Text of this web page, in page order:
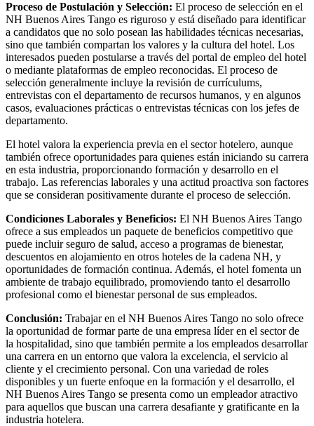
Proceso de Postulación y Selección: El proceso de selección en el
NH Buenos Aires Tango es riguroso y está diseñado para identificar
a candidatos que no solo posean las habilidades técnicas necesarias,
sino que también compartan los valores y la cultura del hotel. Los
interesados pueden postularse a través del portal de empleo del hotel
o mediante plataformas de empleo reconocidas. El proceso de
selección generalmente incluye la revisión de currículums,
entrevistas con el departamento de recursos humanos, y en algunos
casos, evaluaciones prácticas o entrevistas técnicas con los jefes de
departamento.
El hotel valora la experiencia previa en el sector hotelero, aunque
también ofrece oportunidades para quienes están iniciando su carrera
en esta industria, proporcionando formación y desarrollo en el
trabajo. Las referencias laborales y una actitud proactiva son factores
que se consideran positivamente durante el proceso de selección.
Condiciones Laborales y Beneficios: El NH Buenos Aires Tango
ofrece a sus empleados un paquete de beneficios competitivo que
puede incluir seguro de salud, acceso a programas de bienestar,
descuentos en alojamiento en otros hoteles de la cadena NH, y
oportunidades de formación continua. Además, el hotel fomenta un
ambiente de trabajo equilibrado, promoviendo tanto el desarrollo
profesional como el bienestar personal de sus empleados.
Conclusión: Trabajar en el NH Buenos Aires Tango no solo ofrece
la oportunidad de formar parte de una empresa líder en el sector de
la hospitalidad, sino que también permite a los empleados desarrollar
una carrera en un entorno que valora la excelencia, el servicio al
cliente y el crecimiento personal. Con una variedad de roles
disponibles y un fuerte enfoque en la formación y el desarrollo, el
NH Buenos Aires Tango se presenta como un empleador atractivo
para aquellos que buscan una carrera desafiante y gratificante en la
industria hotelera.